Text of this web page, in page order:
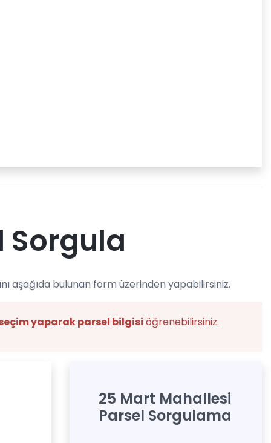
Sorgula
aşağıda bulunan form üzerinden yapabilirsiniz.
yaparak parsel bilgisi öğrenebilirsiniz.
25 Mart Mahallesi
Parsel Sorgulama